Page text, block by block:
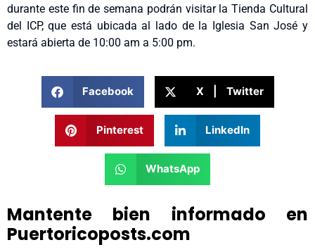
durante este fin de semana podrán visitar la Tienda Cultural
del ICP, que está ubicada al lado de la Iglesia San José y
estará abierta de 10:00 am a 5:00 pm.
Facebook X | Twitter
Pinterest LinkedIn
WhatsApp
Mantente bien informado en
Puertoricoposts.com